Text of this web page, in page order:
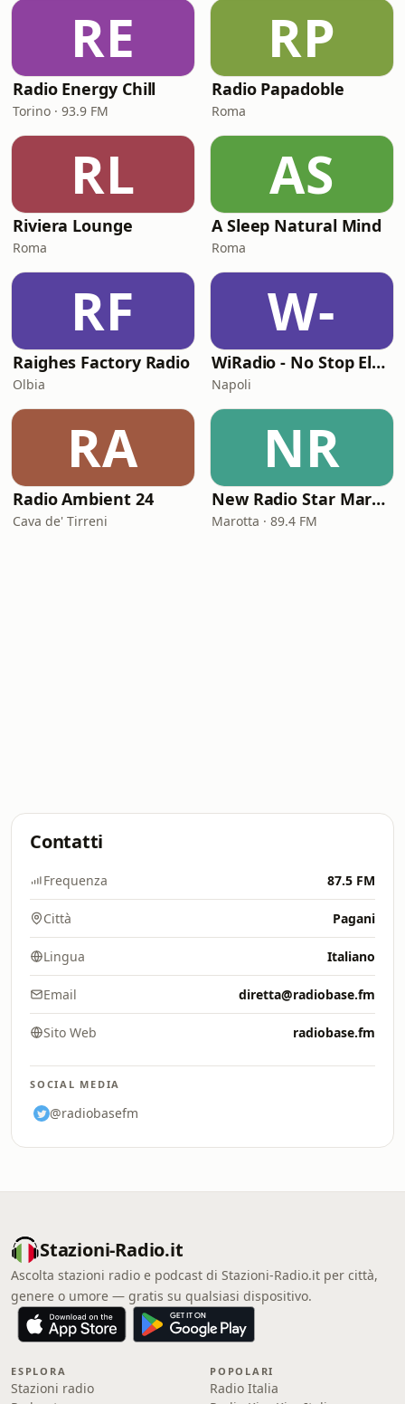
RE
Radio Energy Chill
Torino · 93.9 FM
RP
Radio Papadoble
Roma
RL
Riviera Lounge
Roma
AS
A Sleep Natural Mind
Roma
RF
Raighes Factory Radio
Olbia
W-
WiRadio - No Stop Electronic
Napoli
RA
Radio Ambient 24
Cava de' Tirreni
NR
New Radio Star Marotta
Marotta · 89.4 FM
Contatti
Frequenza 87.5 FM
Città Pagani
Lingua Italiano
Email diretta@radiobase.fm
Sito Web radiobase.fm
SOCIAL MEDIA
@radiobasefm
Stazioni-Radio.it
Ascolta stazioni radio e podcast di Stazioni-Radio.it per città,
genere o umore — gratis su qualsiasi dispositivo.
ESPLORA
Stazioni radio
POPOLARI
Radio Italia